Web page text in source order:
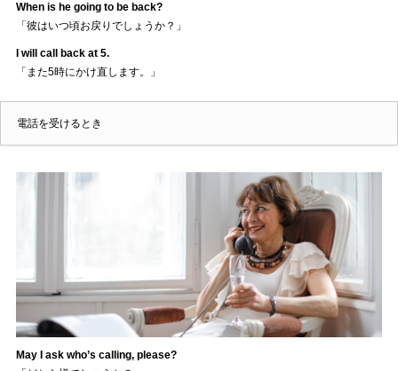
When is he going to be back?
「彼はいつ頃お戻りでしょうか？」
I will call back at 5.
「また5時にかけ直します。」
電話を受けるとき
May I ask who’s calling, please?